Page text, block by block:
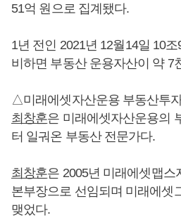
51억 원으로 집계됐다.
1년 전인 2021년 12월14일 10
비하면 부동산 운용자산이 약 7
△미래에셋자산운용 부동산투
최창훈은 미래에셋자산운용의
터 일궈온 부동산 전문가다.
최창훈은 2005년 미래에셋맵
본부장으로 선임되며 미래에셋
맺었다.